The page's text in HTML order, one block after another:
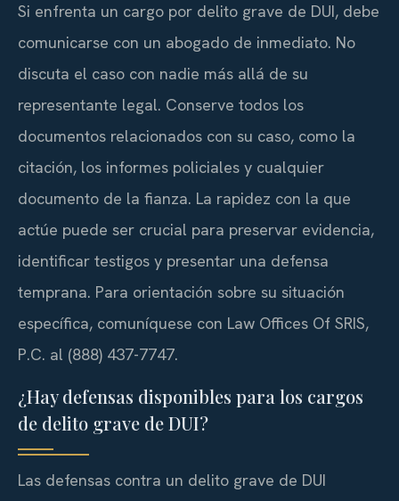
Si enfrenta un cargo por delito grave de DUI, debe
comunicarse con un abogado de inmediato. No
discuta el caso con nadie más allá de su
representante legal. Conserve todos los
documentos relacionados con su caso, como la
citación, los informes policiales y cualquier
documento de la fianza. La rapidez con la que
actúe puede ser crucial para preservar evidencia,
identificar testigos y presentar una defensa
temprana. Para orientación sobre su situación
específica, comuníquese con Law Offices Of SRIS,
P.C. al (888) 437-7747.
¿Hay defensas disponibles para los cargos
de delito grave de DUI?
Las defensas contra un delito grave de DUI